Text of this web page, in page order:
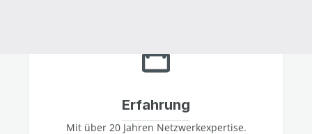
Erfahrung
Mit über 20 Jahren Netzwerkexpertise.